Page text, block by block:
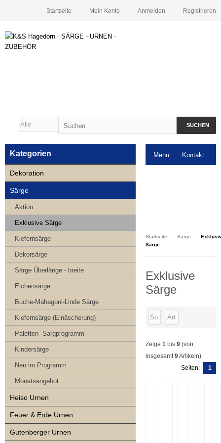
Registrieren
Anmelden
Mein Konto
Startseite
SUCHEN
Menü Kontakt
Startseite Särge
Särge
Exklusive
Särge
Zeige 1 bis 9 (von
insgesamt9Artikeln)
Seiten:
1
Kategorien
Dekoration
Särge
Aktion
Exklusive Särge
Kiefernsärge
Dekorsärge
Särge Überlänge - breite
Eichensärge
Buche-Mahagoni-Linde Särge
Kiefernsärge (Einäscherung)
Paletten- Sargprogramm
Kindersärge
Neu im Programm
Monatsangebot
Heiso Urnen
Feuer & Erde Urnen
Gutenberger Urnen